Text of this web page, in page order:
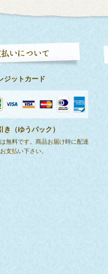
ジットカード
き（ゆうパック）
無料です。商品お届け時に配達
支払い下さい。